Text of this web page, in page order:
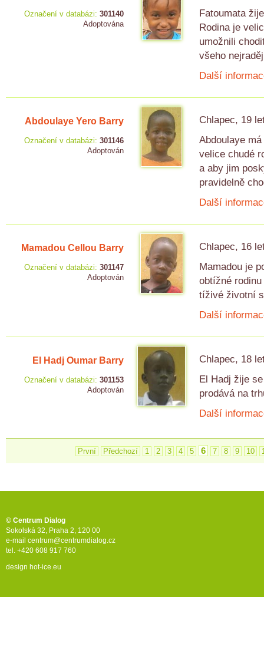
Označení v databázi: 301140
Adoptována
Fatoumata
Rodina je
umožnili
všeho
Další
Abdoulaye Yero Barry
Označení v databázi: 301146
Adoptován
Chlapec, 19
Abdoulaye
velice chudé
a aby jim
pravidelně
Další
Mamadou Cellou Barry
Označení v databázi: 301147
Adoptován
Chlapec, 16
Mamadou je
obtížné
tíživé životní
Další
El Hadj Oumar Barry
Označení v databázi: 301153
Adoptován
Chlapec, 18
El Hadj žije
prodává na
Další
První Předchozí 1 2 3 4 5 6 7 8 9 10
© Centrum Dialog
Sokolská 32, Praha 2, 120 00
e-mail centrum@centrumdialog.cz
tel. +420 608 917 760
design hot-ice.eu